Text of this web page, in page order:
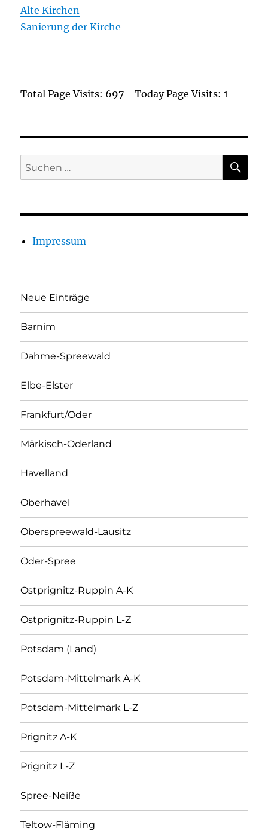
Alte Kirchen
Sanierung der Kirche
Total Page Visits: 697 - Today Page Visits: 1
Suchen
nach:
Impressum
Neue Einträge
Barnim
Dahme-Spreewald
Elbe-Elster
Frankfurt/Oder
Märkisch-Oderland
Havelland
Oberhavel
Oberspreewald-Lausitz
Oder-Spree
Ostprignitz-Ruppin A-K
Ostprignitz-Ruppin L-Z
Potsdam (Land)
Potsdam-Mittelmark A-K
Potsdam-Mittelmark L-Z
Prignitz A-K
Prignitz L-Z
Spree-Neiße
Teltow-Fläming